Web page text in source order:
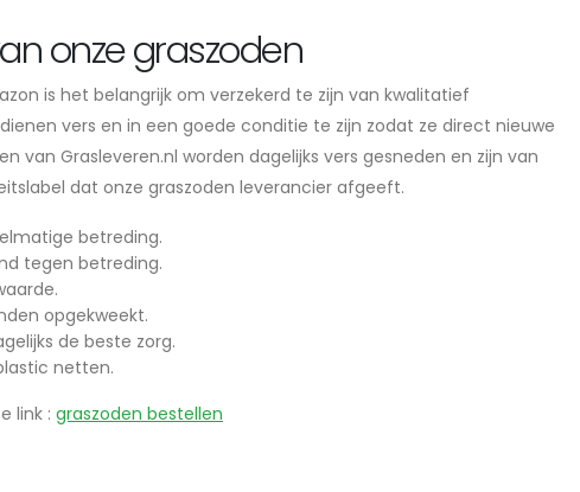
onze graszoden
is het belangrijk om verzekerd te zijn van kwalitatief
vers en in een goede conditie te zijn zodat ze direct nieuwe
van Grasleveren.nl worden dagelijks vers gesneden en zijn van
dat onze graszoden leverancier afgeeft.
betreding.
tegen betreding.
opgekweekt.
de beste zorg.
netten.
link : graszoden bestellen